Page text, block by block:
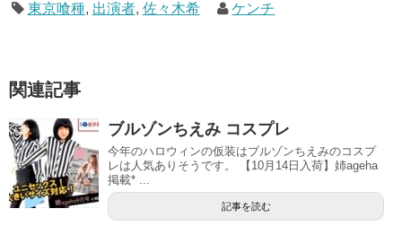
東京喰種, 出演者, 佐々木希 ケンチ
関連記事
ブルゾンちえみ コスプレ
今年のハロウィンの仮装はブルゾンちえみのコスプ
レは人気ありそうです。 【10月14日入荷】姉ageha
掲載* ...
記事を読む